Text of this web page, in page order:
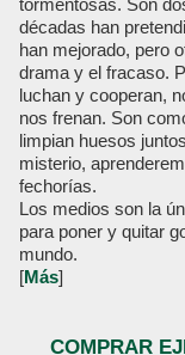
tormentosas. Son
décadas han
han mejorado, pero
drama y el fracaso.
luchan y cooperan,
nos frenan. Son
limpian huesos
misterio,
fechorías.
Los medios son la
para poner y quitar
mundo.
[Más]
COMPRAR